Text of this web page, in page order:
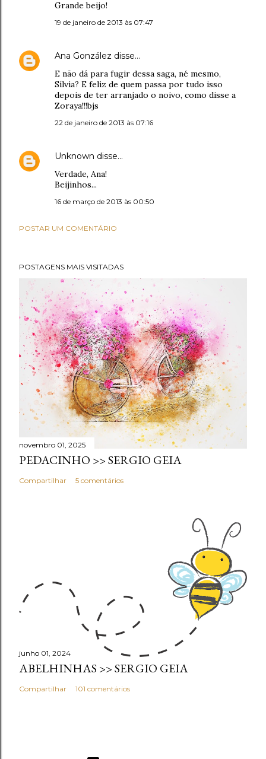
Grande beijo!
19 de janeiro de 2013 às 07:47
Ana González disse…
E não dá para fugir dessa saga, né mesmo,
Sílvia? E feliz de quem passa por tudo isso
depois de ter arranjado o noivo, como disse a
Zoraya!!!bjs
22 de janeiro de 2013 às 07:16
Unknown disse…
Verdade, Ana!
Beijinhos...
16 de março de 2013 às 00:50
POSTAR UM COMENTÁRIO
POSTAGENS MAIS VISITADAS
novembro 01, 2025
PEDACINHO >> SERGIO GEIA
Compartilhar 5 comentários
junho 01, 2024
ABELHINHAS >> SERGIO GEIA
Compartilhar 101 comentários